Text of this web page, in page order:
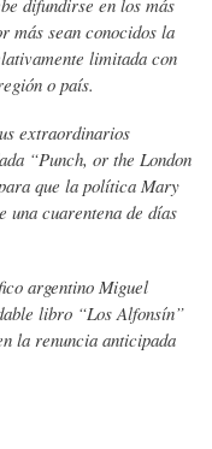
más sean conocidos la
limitada con
o país.
extraordinarios
“Punch, or the London
que la política Mary
una cuarentena de días
argentino Miguel
libro “Los Alfonsín”
la renuncia anticipada